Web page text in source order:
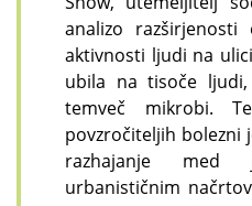
analizo razširjenosti
aktivnosti ljudi na
ubila na tisoče ljudi,
temveč mikrobi.
povzročiteljih bolezni
razhajanje med
urbanističnim